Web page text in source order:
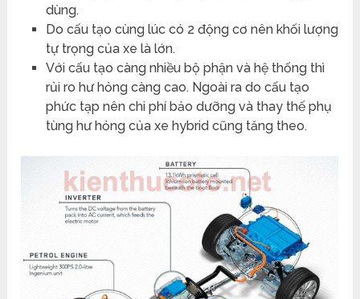
dùng.
Do cấu tạo cùng lúc có 2 động cơ nên khối lượng
tự trọng của xe là lớn.
Với cấu tạo càng nhiều bộ phận và hệ thống thì
rủi ro hư hỏng càng cao. Ngoài ra do cấu tạo
phức tạp nên chi phí bảo dưỡng và thay thế phụ
tùng hư hỏng của xe hybrid cũng tăng theo.